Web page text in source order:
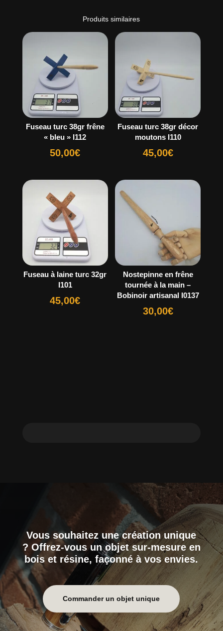
Produits similaires
Fuseau turc 38gr frêne
« bleu » I112
50,00€
Fuseau turc 38gr décor
moutons I110
45,00€
Fuseau à laine turc 32gr
I101
45,00€
Nostepinne en frêne
tournée à la main –
Bobinoir artisanal I0137
30,00€
Vous souhaitez une création unique
? Offrez-vous un objet sur-mesure en
bois et résine, façonné à vos envies.
Commander un objet unique